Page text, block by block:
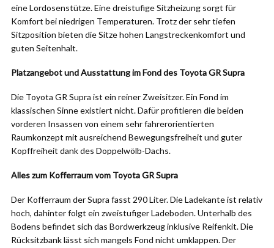
eine Lordosenstütze. Eine dreistufige Sitzheizung sorgt für
Komfort bei niedrigen Temperaturen. Trotz der sehr tiefen
Sitzposition bieten die Sitze hohen Langstreckenkomfort und
guten Seitenhalt.
Platzangebot und Ausstattung im Fond des Toyota GR Supra
Die Toyota GR Supra ist ein reiner Zweisitzer. Ein Fond im
klassischen Sinne existiert nicht. Dafür profitieren die beiden
vorderen Insassen von einem sehr fahrerorientierten
Raumkonzept mit ausreichend Bewegungsfreiheit und guter
Kopffreiheit dank des Doppelwölb-Dachs.
Alles zum Kofferraum vom Toyota GR Supra
Der Kofferraum der Supra fasst 290 Liter. Die Ladekante ist relativ
hoch, dahinter folgt ein zweistufiger Ladeboden. Unterhalb des
Bodens befindet sich das Bordwerkzeug inklusive Reifenkit. Die
Rücksitzbank lässt sich mangels Fond nicht umklappen. Der